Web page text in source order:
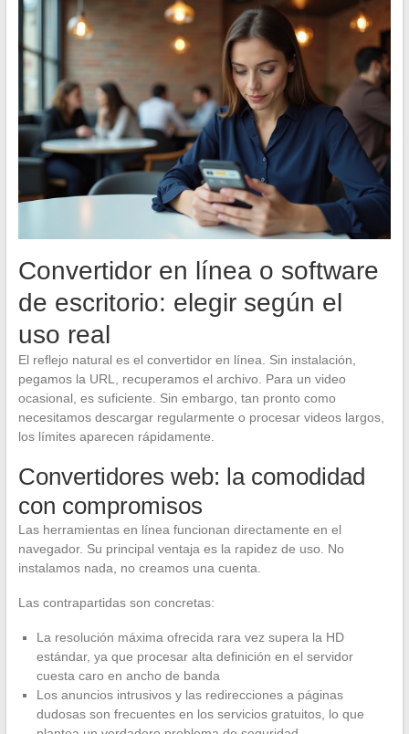
Convertidor en línea o software
de escritorio: elegir según el
uso real
El reflejo natural es el convertidor en línea. Sin instalación,
pegamos la URL, recuperamos el archivo. Para un video
ocasional, es suficiente. Sin embargo, tan pronto como
necesitamos descargar regularmente o procesar videos largos,
los límites aparecen rápidamente.
Convertidores web: la comodidad
con compromisos
Las herramientas en línea funcionan directamente en el
navegador. Su principal ventaja es la rapidez de uso. No
instalamos nada, no creamos una cuenta.
Las contrapartidas son concretas:
La resolución máxima ofrecida rara vez supera la HD
estándar, ya que procesar alta definición en el servidor
cuesta caro en ancho de banda
Los anuncios intrusivos y las redirecciones a páginas
dudosas son frecuentes en los servicios gratuitos, lo que